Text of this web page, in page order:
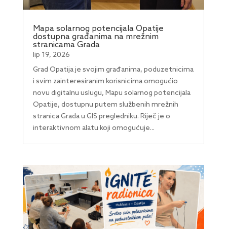
Mapa solarnog potencijala Opatije
dostupna građanima na mrežnim
stranicama Grada
lip 19, 2026
Grad Opatija je svojim građanima, poduzetnicima
i svim zainteresiranim korisnicima omogućio
novu digitalnu uslugu, Mapu solarnog potencijala
Opatije, dostupnu putem službenih mrežnih
stranica Grada u GIS pregledniku. Riječ je o
interaktivnom alatu koji omogućuje...